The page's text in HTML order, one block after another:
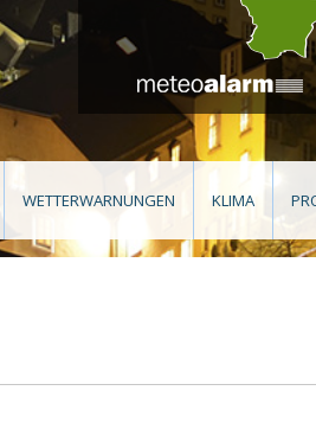
WETTERWARNUNGEN KLIMA